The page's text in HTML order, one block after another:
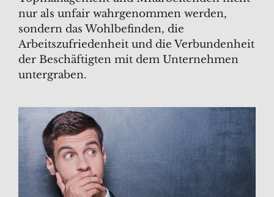
nur als unfair wahrgenommen werden,
sondern das Wohlbefinden, die
Arbeitszufriedenheit und die Verbundenheit
der Beschäftigten mit dem Unternehmen
untergraben.